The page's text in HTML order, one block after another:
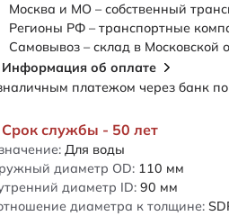
Срок службы - 50 лет
Для воды
диаметр OD: 110 мм
диаметр ID: 90 мм
диаметра к толщине:
Москва и МО – собственный
Регионы РФ – транспортные
Самовывоз – склад в Московской
Информация об оплате
платежом через банк